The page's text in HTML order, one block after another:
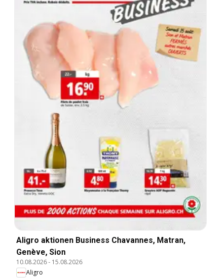
Aligro aktionen Business Chavannes, Matran,
Genève, Sion
10.08.2026- 15.08.2026
Aligro